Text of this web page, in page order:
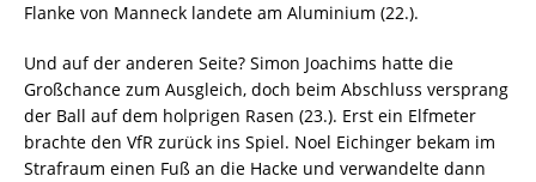
Flanke von Manneck landete am Aluminium (22.).
Und auf der anderen Seite? Simon Joachims hatte die
Großchance zum Ausgleich, doch beim Abschluss versprang
der Ball auf dem holprigen Rasen (23.). Erst ein Elfmeter
brachte den VfR zurück ins Spiel. Noel Eichinger bekam im
Strafraum einen Fuß an die Hacke und verwandelte dann